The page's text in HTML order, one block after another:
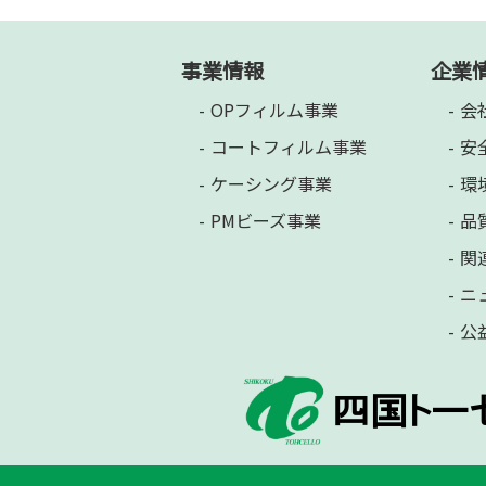
事業情報
OPフィルム事業
コートフィルム事業
ケーシング事業
PMビーズ事業
企業
会
安
環
品
関
ニ
公